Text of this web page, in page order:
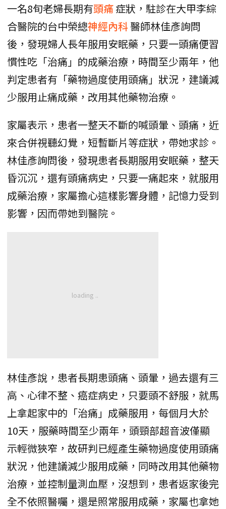
一名8旬老婦長期有頭痛症狀，駐診在大甲李綜
合醫院的台中榮總神經內科醫師林佳彥詢問
後，發現婦人長年服用安眠藥，只要一頭痛便習
慣性吃「治痛」的成藥治療，時間至少兩年，他
判定患者有「藥物過度使用頭痛」狀況，建議減
少服用止痛成藥，改用其他藥物治療。
家屬表示，患者一整天不斷的喊頭暈、頭痛，近
來合併視聽幻覺，短暫斷片等症狀，帶她求診。
林佳彥詢問後，發現患者長期服用安眠藥，整天
昏沉沉，還有頭痛病史，只要一痛起來，就服用
成藥治療，家屬擔心這樣影響身體，記憶力受到
影響，因而帶她到醫院。
林佳彥說，患者長期患頭痛、頭暈，過去還有三
高、心律不整、癌症病史，只要頭不舒服，就馬
上拿起家中的「治痛」成藥服用，每個月大於
10天，服藥時間至少兩年，頭頸部超音波僅顯
示輕微狹窄，故研判已經產生藥物過度使用頭痛
狀況，他建議減少服用成藥，同時改用其他藥物
治療，並控制量測血壓，沒想到，患者返家後完
全不依照醫囑，還是照常服用成藥，家屬也拿她